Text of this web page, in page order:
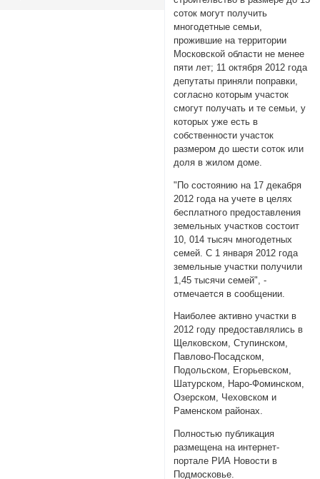
соток могут получить
многодетные семьи,
прожившие на территории
Московской области не менее
пяти лет; 11 октября 2012 года
депутаты приняли поправки,
согласно которым участок
смогут получать и те семьи, у
которых уже есть в
собственности участок
размером до шести соток или
доля в жилом доме.
"По состоянию на 17 декабря
2012 года на учете в целях
бесплатного предоставления
земельных участков состоит
10, 014 тысяч многодетных
семей. С 1 января 2012 года
земельные участки получили
1,45 тысячи семей", -
отмечается в сообщении.
Наиболее активно участки в
2012 году предоставлялись в
Щелковском, Ступинском,
Павлово-Посадском,
Подольском, Егорьевском,
Шатурском, Наро-Фоминском,
Озерском, Чеховском и
Раменском районах.
Полностью публикация
размещена на интернет-
портале РИА Новости в
Подмосковье.